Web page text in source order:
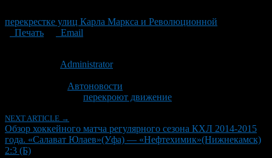
перекрестке улиц Карла Маркса и Революционной
Печать
Email
Administrator
Автоновости
перекроют движение
NEXT ARTICLE →
Обзор хоккейного матча регулярного сезона КХЛ 2014-2015
года. «Салават Юлаев»(Уфа) — «Нефтехимик»(Нижнекамск)
2:3 (Б)